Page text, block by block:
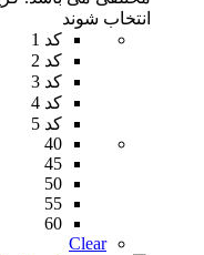
انتخاب شوند
کد 1
کد 2
کد 3
کد 4
کد 5
40
45
50
55
60
Clear